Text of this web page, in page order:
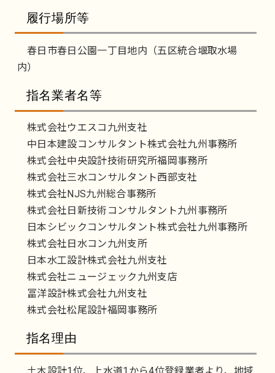
履行場所等
春日市春日公園一丁目地内（五区統合堰取水場
内）
指名業者名等
株式会社ウエスコ九州支社
中日本建設コンサルタント株式会社九州事務所
株式会社中央設計技術研究所福岡事務所
株式会社三水コンサルタント西部支社
株式会社NJS九州総合事務所
株式会社日新技術コンサルタント九州事務所
日本シビックコンサルタント株式会社九州事務所
株式会社日水コン九州支所
日本水工設計株式会社九州支社
株式会社ニュージェック九州支店
冨洋設計株式会社九州支社
株式会社松尾設計福岡事務所
指名理由